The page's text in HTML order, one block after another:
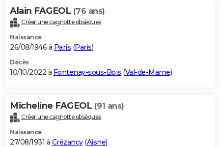
Alain FAGEOL (76 ans)
Créer une cagnotte obsèques
Naissance
26/08/1946 à Paris (Paris)
Décès
10/10/2022 à Fontenay-sous-Bois (Val-de-Marne)
Micheline FAGEOL (91 ans)
Créer une cagnotte obsèques
Naissance
27/08/1931 à Crézancy(Aisne)